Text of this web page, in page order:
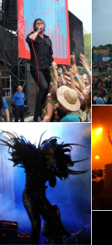
An
Pharma
NL